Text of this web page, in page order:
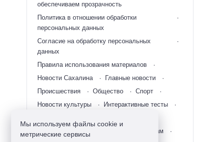
обеспечиваем прозрачность
Политика в отношении обработки
персональных данных
Согласие на обработку персональных
данных
Правила использования материалов
Новости Сахалина
Главные новости
Происшествия
Общество
Спорт
Новости культуры
Интерактивные тесты
Новости Сахалинской области по городам
Мы используем файлы cookie и
метрические сервисы